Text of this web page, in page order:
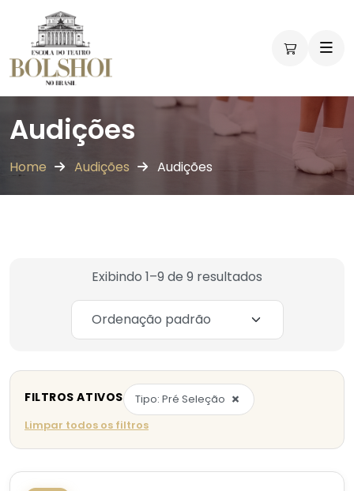
Audições
Home Audições Audições
Exibindo 1–9 de 9 resultados
FILTROS ATIVOS Tipo: Pré Seleção ×
Limpar todos os filtros